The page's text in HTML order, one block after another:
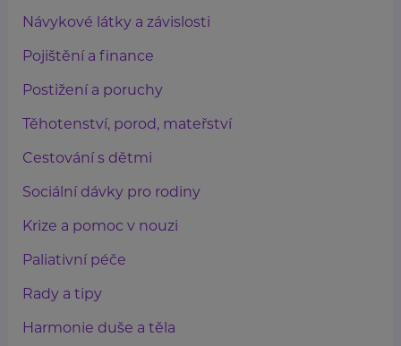
Návykové látky a závislosti
Pojištění a finance
Postižení a poruchy
Těhotenství, porod, mateřství
Cestování s dětmi
Sociální dávky pro rodiny
Krize a pomoc v nouzi
Paliativní péče
Rady a tipy
Harmonie duše a těla